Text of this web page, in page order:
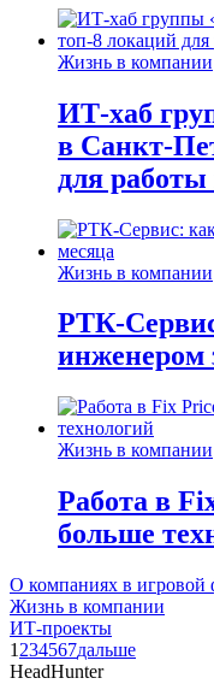
Жизнь в компании
ИТ-хаб
в Санкт-
для работы
Жизнь в компании
РТК-
инженером
Жизнь в компании
Работа в
больше
О компаниях в игровой
Жизнь в компании
ИТ-проекты
1 234567дальше
HeadHunter